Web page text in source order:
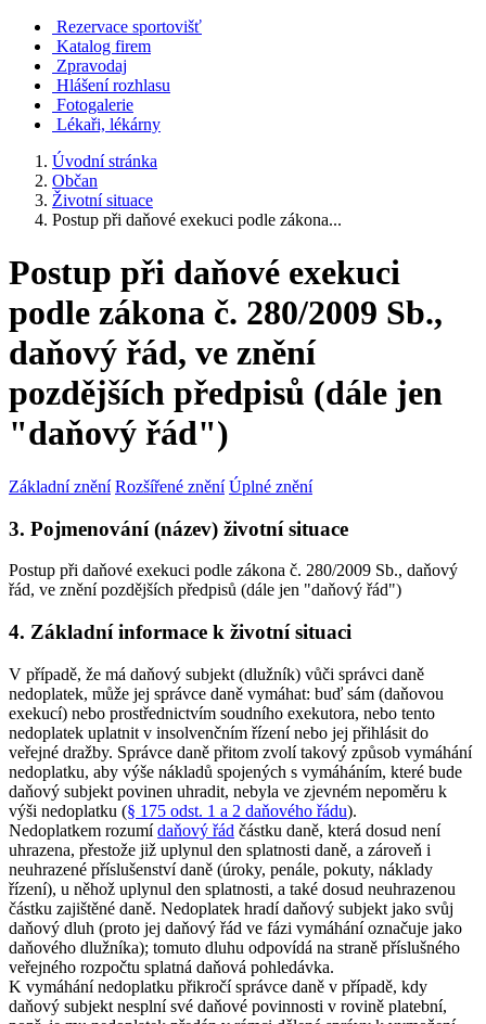
Rezervace sportovišť
Katalog firem
Zpravodaj
Hlášení rozhlasu
Fotogalerie
Lékaři, lékárny
Úvodní stránka
Občan
Životní situace
Postup při daňové exekuci podle zákona...
Postup při daňové exekuci
podle zákona č. 280/2009 Sb.,
daňový řád, ve znění
pozdějších předpisů (dále jen
"daňový řád")
Základní znění Rozšířené znění Úplné znění
3. Pojmenování (název) životní situace
Postup při daňové exekuci podle zákona č. 280/2009 Sb., daňový
řád, ve znění pozdějších předpisů (dále jen "daňový řád")
4. Základní informace k životní situaci
V případě, že má daňový subjekt (dlužník) vůči správci daně
nedoplatek, může jej správce daně vymáhat: buď sám (daňovou
exekucí) nebo prostřednictvím soudního exekutora, nebo tento
nedoplatek uplatnit v insolvenčním řízení nebo jej přihlásit do
veřejné dražby. Správce daně přitom zvolí takový způsob vymáhání
nedoplatku, aby výše nákladů spojených s vymáháním, které bude
daňový subjekt povinen uhradit, nebyla ve zjevném nepoměru k
výši nedoplatku (§ 175 odst. 1 a 2 daňového řádu).
Nedoplatkem rozumídaňový řád částku daně, která dosud není
uhrazena, přestože již uplynul den splatnosti daně, a zároveň i
neuhrazené příslušenství daně (úroky, penále, pokuty, náklady
řízení), u něhož uplynul den splatnosti, a také dosud neuhrazenou
částku zajištěné daně. Nedoplatek hradí daňový subjekt jako svůj
daňový dluh (proto jej daňový řád ve fázi vymáhání označuje jako
daňového dlužníka); tomuto dluhu odpovídá na straně příslušného
veřejného rozpočtu splatná daňová pohledávka.
K vymáhání nedoplatku přikročí správce daně v případě, kdy
daňový subjekt nesplní své daňové povinnosti v rovině platební,